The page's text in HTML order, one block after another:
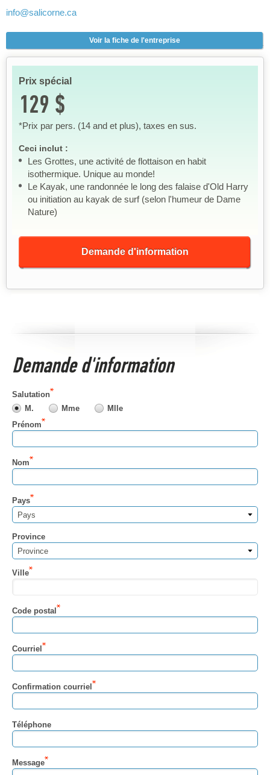
info@salicorne.ca
Voir la fiche de l'entreprise
Prix spécial
129 $
*Prix par pers. (14 and et plus), taxes en sus.
Ceci inclut :
Les Grottes, une activité de flottaison en habit
isothermique. Unique au monde!
Le Kayak, une randonnée le long des falaise d'Old Harry
ou initiation au kayak de surf (selon l'humeur de Dame
Nature)
Demande d'information
Demande d'information
Salutation
M.
Mme
Mlle
Prénom
Nom
Pays
Pays
Province
Province
Ville
Code postal
Courriel
Confirmation courriel
Téléphone
Message